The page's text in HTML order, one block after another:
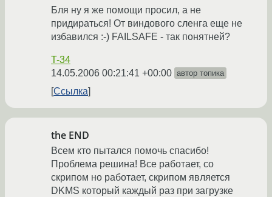
Бля ну я же помощи просил, а не
придираться! От виндового сленга еще не
избавился :-) FAILSAFE - так понятней?
T-34
14.05.2006 00:21:41 +00:00 автор топика
Ссылка
the END
Всем кто пытался помочь спасибо!
Проблема решина! Все работает, со
скрипом но работает, скрипом является
DKMS который каждый раз при загрузке